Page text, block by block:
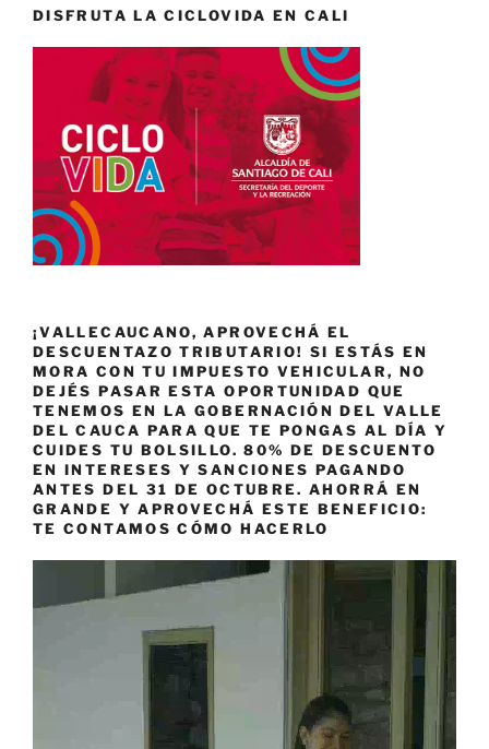
DISFRUTA LA CICLOVIDA EN CALI
¡VALLECAUCANO, APROVECHÁ EL
DESCUENTAZO TRIBUTARIO! SI ESTÁS EN
MORA CON TU IMPUESTO VEHICULAR, NO
DEJÉS PASAR ESTA OPORTUNIDAD QUE
TENEMOS EN LA GOBERNACIÓN DEL VALLE
DEL CAUCA PARA QUE TE PONGAS AL DÍA Y
CUIDES TU BOLSILLO. 80% DE DESCUENTO
EN INTERESES Y SANCIONES PAGANDO
ANTES DEL 31 DE OCTUBRE. AHORRÁ EN
GRANDE Y APROVECHÁ ESTE BENEFICIO:
TE CONTAMOS CÓMO HACERLO